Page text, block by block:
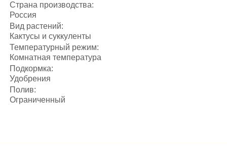
Страна производства:
Россия
Вид растений:
Кактусы и суккуленты
Температурный режим:
Комнатная температура
Подкормка:
Удобрения
Полив:
Ограниченный